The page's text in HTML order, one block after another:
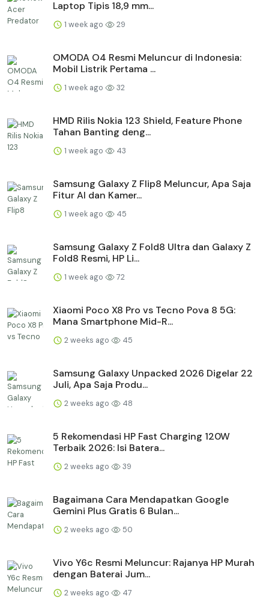
Laptop Tipis 18,9 mm...
1 week ago 29
OMODA O4 Resmi Meluncur di Indonesia:
Mobil Listrik Pertama ...
1 week ago 32
HMD Rilis Nokia 123 Shield, Feature Phone
Tahan Banting deng...
1 week ago 43
Samsung Galaxy Z Flip8 Meluncur, Apa Saja
Fitur AI dan Kamer...
1 week ago 45
Samsung Galaxy Z Fold8 Ultra dan Galaxy Z
Fold8 Resmi, HP Li...
1 week ago 72
Xiaomi Poco X8 Pro vs Tecno Pova 8 5G:
Mana Smartphone Mid-R...
2 weeks ago 45
Samsung Galaxy Unpacked 2026 Digelar 22
Juli, Apa Saja Produ...
2 weeks ago 48
5 Rekomendasi HP Fast Charging 120W
Terbaik 2026: Isi Batera...
2 weeks ago 39
Bagaimana Cara Mendapatkan Google
Gemini Plus Gratis 6 Bulan...
2 weeks ago 50
Vivo Y6c Resmi Meluncur: Rajanya HP Murah
dengan Baterai Jum...
2 weeks ago 47